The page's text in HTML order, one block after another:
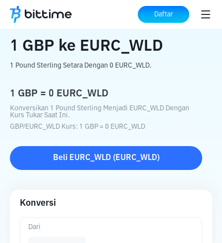
Daftar
Beranda Konverter Kripto ke EURC_WLD
1 GBP ke EURC_WLD
1 Pound Sterling Setara Dengan 0 EURC_WLD.
1 GBP = 0 EURC_WLD
Konversikan 1 Pound Sterling Menjadi EURC_WLD Dengan
Kurs Tukar Saat Ini.
GBP/EURC_WLD Kurs: 1 GBP = 0 EURC_WLD
Beli EURC_WLD( EURC_WLD)
Konversi
Dari